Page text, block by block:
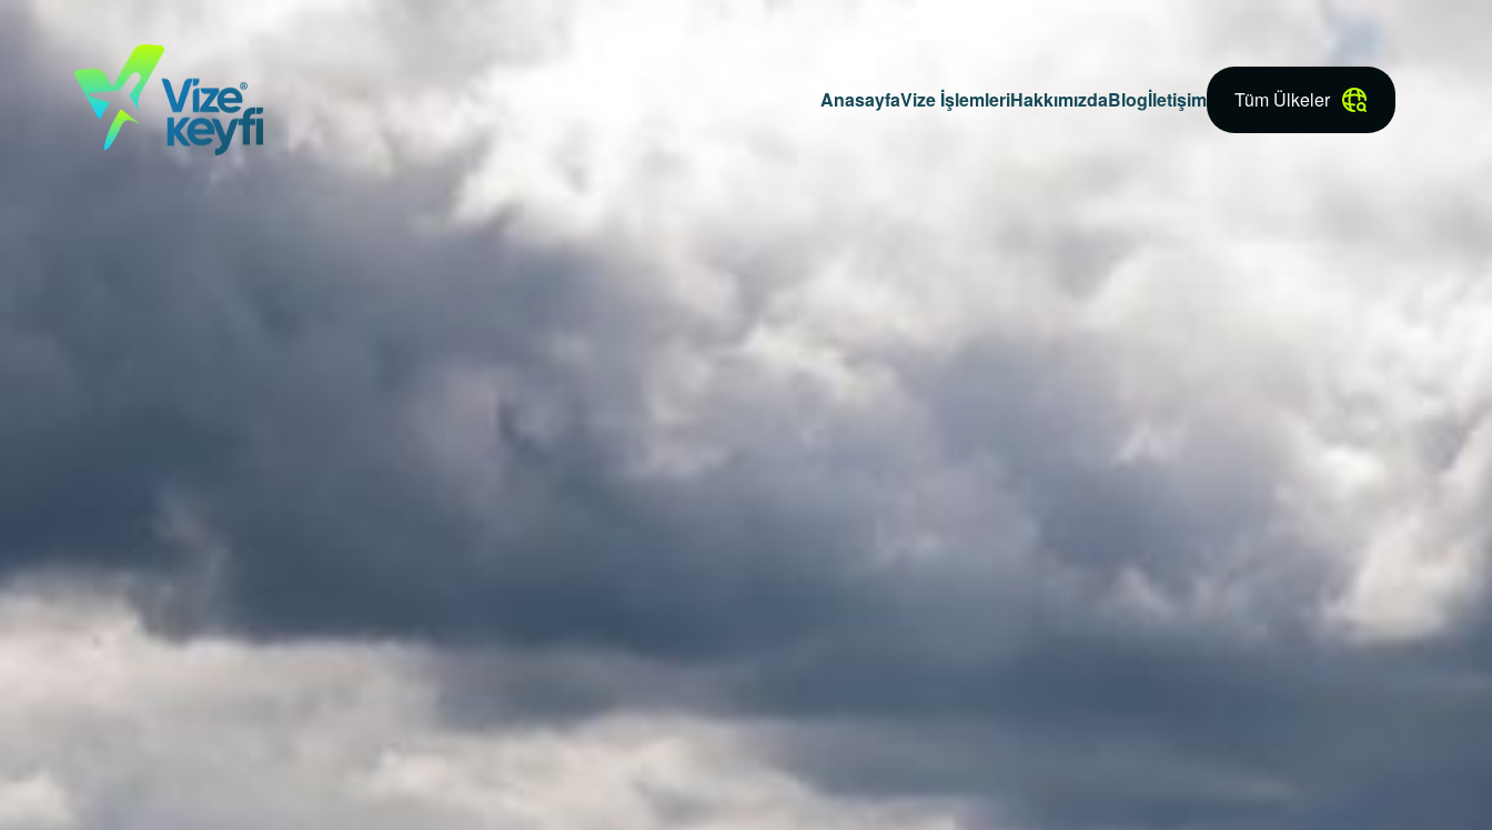
AnasayfaVize İşlemleriHakkımızdaBlogİletişim Tüm Ülkeler